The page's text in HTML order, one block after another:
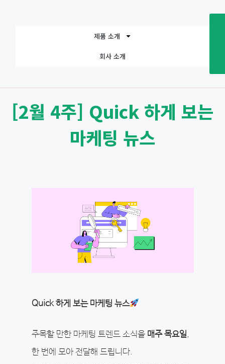
제품 소개
회사 소개
[2월 4주] Quick 하게 보는
마케팅 뉴스
Quick 하게 보는 마케팅 뉴스
주목할 만한 마케팅 트렌드 소식을 매주 목요일,
한 번에 모아 전달해 드립니다.